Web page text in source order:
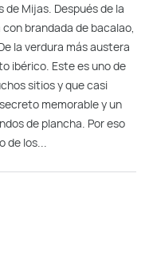
de Mijas. Después de la
brandada de bacalao,
la verdura más austera
ibérico. Este es uno de
sitios y que casi
memorable y un
de plancha. Por eso
de los...